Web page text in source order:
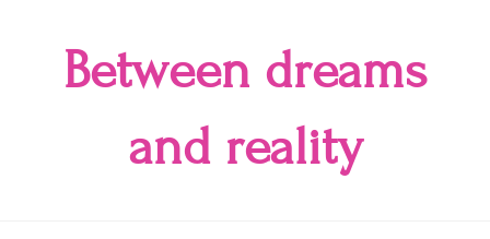
Between dreams
and reality